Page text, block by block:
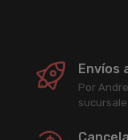
Envíos
Por